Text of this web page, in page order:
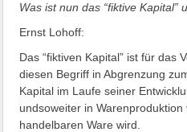
Was ist nun das “fiktive
Ernst Lohoff:
Das “fiktiven Kapital” ist für das
diesen Begriff in Abgrenzung
Kapital im Laufe seiner
undsoweiter in
handelbaren Ware wird.